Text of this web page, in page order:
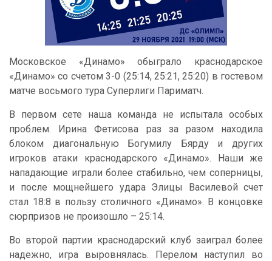
Московское «Динамо» обыграло краснодарское
«Динамо» со счетом 3-0 (25:14, 25:21, 25:20) в гостевом
матче восьмого тура Суперлиги Париматч.
В первом сете наша команда не испытала особых
проблем. Ирина Фетисова раз за разом находила
блоком диагональную Богумилу Бярду и других
игроков атаки краснодарского «Динамо». Наши же
нападающие играли более стабильно, чем соперницы,
и после мощнейшего удара Элицы Василевой счет
стал 18:8 в пользу столичного «Динамо». В концовке
сюрпризов не произошло – 25:14.
Во второй партии краснодарский клуб заиграл более
надежно, игра выровнялась. Перелом наступил во